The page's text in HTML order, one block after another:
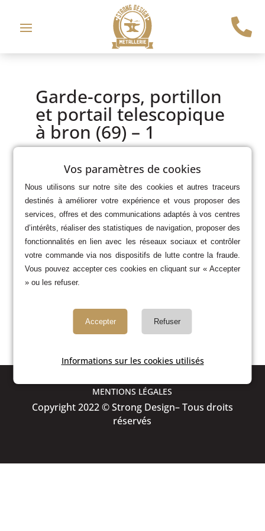

Garde-corps, portillon
et portail telescopique
à bron (69) – 1
Copyright 2022 © Strong Design– Tous droits
réservés
MENTIONS LÉGALES
Vos paramètres de cookies
Nous utilisons sur notre site des cookies et autres traceurs
destinés à améliorer votre expérience et vous proposer des
services, offres et des communications adaptés à vos centres
d’intérêts, réaliser des statistiques de navigation, proposer des
fonctionnalités en lien avec les réseaux sociaux et contrôler
votre commande via nos dispositifs de lutte contre la fraude.
Vous pouvez accepter ces cookies en cliquant sur « Accepter
» ou les refuser.
Accepter Refuser
Informations sur les cookies utilisés